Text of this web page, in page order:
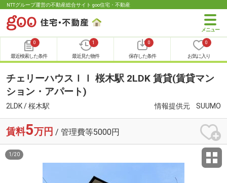
NTTグループ運営の不動産総合サイト goo住宅・不動産
0
最近検索した条件
1
最近見た物件
0
保存した条件
0
お気に入り
チェリーハウスＩＩ 桜木駅 2LDK 賃貸(賃貸マン
ション・アパート)
2LDK / 桜木駅 情報提供元 SUUMO
賃料5万円 / 管理費等5000円
1 /20